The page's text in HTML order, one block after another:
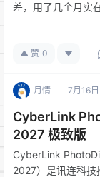
差，用了几个月实
机必备的软件，打
赞 0
月情 7月16日
CyberLink
2027 极致版
CyberLink
2027）是讯连科技